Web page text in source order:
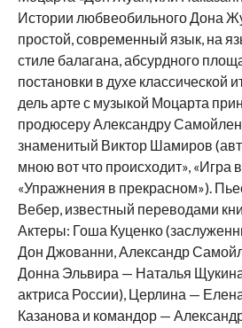
Истории любвеобильного Дона
простой, современный язык, на
стиле балагана, абсурдного
постановки в духе классической
дель арте с музыкой Моцарта
продюсеру Александру
знаменитый Виктор Шамиров
мною вот что происходит», «Игра
«Упражнения в прекрасном»).
Вебер, известный переводами
Актеры: Гоша Куценко
Дон Джованни, Александр
Донна Эльвира — Наталья
актриса России), Церлина —
Казанова и командор —